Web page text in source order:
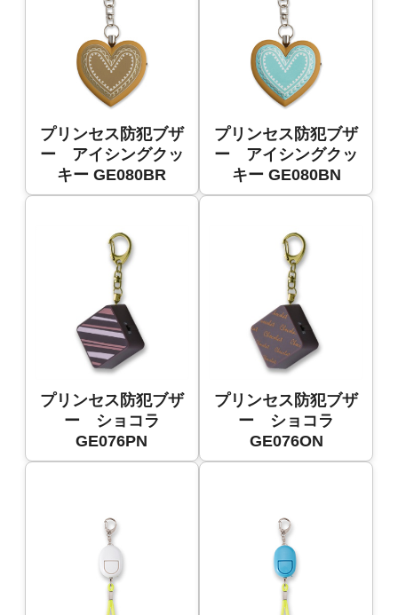
プリンセス防犯ブザ
ー アイシングクッ
キー GE080BR
プリンセス防犯ブザ
ー アイシングクッ
キー GE080BN
プリンセス防犯ブザ
ー ショコラ
GE076PN
プリンセス防犯ブザ
ー ショコラ
GE076ON